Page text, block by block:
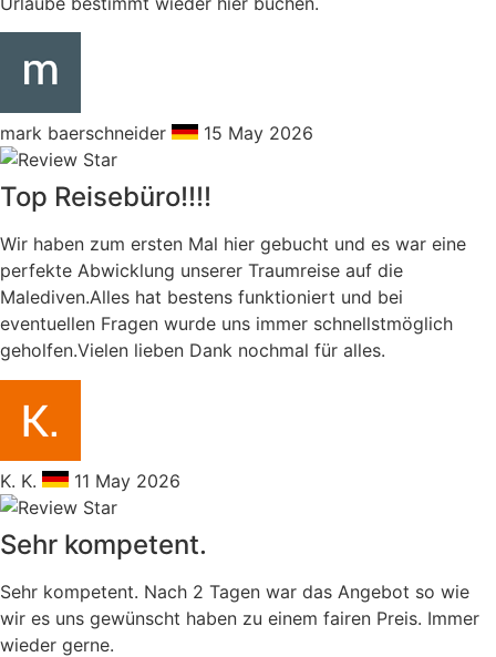
mark baerschneider 15 May 2026
Top Reisebüro!!!!
Wir haben zum ersten Mal hier gebucht und es war eine
perfekte Abwicklung unserer Traumreise auf die
Malediven.Alles hat bestens funktioniert und bei
eventuellen Fragen wurde uns immer schnellstmöglich
geholfen.Vielen lieben Dank nochmal für alles.
K. K. 11 May 2026
Sehr kompetent.
Sehr kompetent. Nach 2 Tagen war das Angebot so wie
wir es uns gewünscht haben zu einem fairen Preis. Immer
wieder gerne.